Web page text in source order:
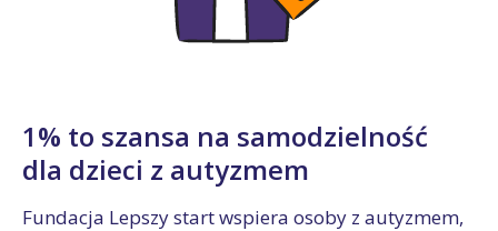
1% to szansa na samodzielność
dla dzieci z autyzmem
Fundacja Lepszy start wspiera osoby z autyzmem,